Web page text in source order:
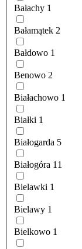
Bałachy 1
Bałamątek 2
Bałdowo 1
Benowo 2
Białachowo 1
Białki 1
Białogarda 5
Białogóra 11
Bielawki 1
Bielawy 1
Bielkowo 1